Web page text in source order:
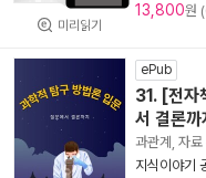
미리읽기
13,800원
ePub
31. [전자
서 결론까
과관계, 자
지식이야기